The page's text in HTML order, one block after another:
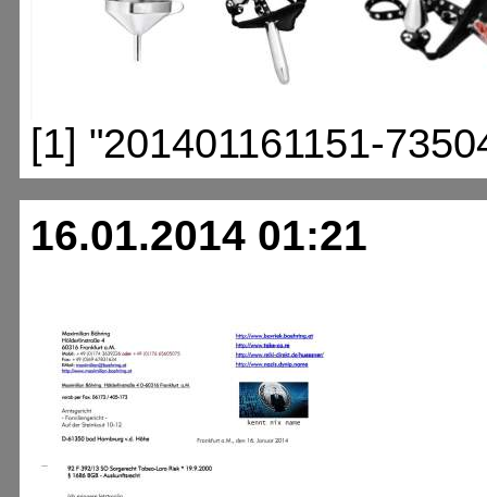
[1] "201401161151-
16.01.2014 01:21